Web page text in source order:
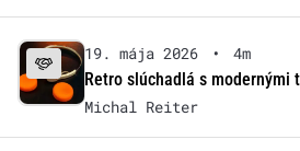
19. mája 2026 •
4m
Retro slúchadlá s modernými
Michal Reiter